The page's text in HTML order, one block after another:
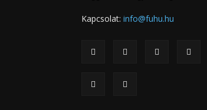
Kapcsolat: info@fuhu.hu